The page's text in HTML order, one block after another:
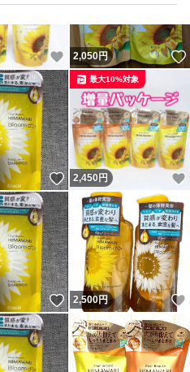
いいね！
2,050円
いいね！
2,450 円
最大10%対象
いいね！
2,500円